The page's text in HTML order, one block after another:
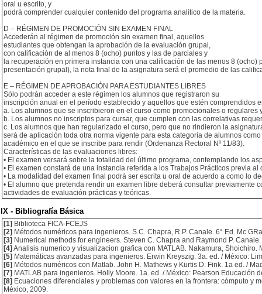
oral u escrito, y
podrá comprender cualquier contenido del programa analítico de la materia.
D – RÉGIMEN DE PROMOCIÓN SIN EXAMEN FINAL
Accederán al régimen de promoción sin examen final, aquellos
estudiantes que obtengan la aprobación de la evaluación grupal,
con calificación de al menos 8 (ocho) puntos y las de parciales y
la recuperación en primera instancia con una calificación de las menos 8
presentación grupal), la nota final de la asignatura será el promedio de las
E – RÉGIMEN DE APROBACIÓN PARA ESTUDIANTES LIBRES
Sólo podrán acceder a este régimen los alumnos que registraron su
inscripción anual en el período establecido y aquellos que estén comprendidos
a. Los alumnos que se inscribieron en el curso como promocionales o
b. Los alumnos no inscriptos para cursar, que cumplen con las correlativas
c. Los alumnos que han regularizado el curso, pero que no rindieron la
será de aplicación toda otra norma vigente para esta categoría de alumnos
académico en el que se inscribe para rendir (Ordenanza Rectoral Nº 11/83).
Características de las evaluaciones libres:
• El examen versará sobre la totalidad del último programa, contemplando los
• El examen constará de una instancia referida a los Trabajos Prácticos previa
• La modalidad del examen final podrá ser escrita u oral de acuerdo a como lo
• El alumno que pretenda rendir un examen libre deberá consultar
actividades de evaluación prácticas y teóricas.
IX - Bibliografía Básica
[1] Biblioteca FICA-FCEJS
[2] Métodos numéricos para ingenieros. S.C. Chapra, R.P. Canale. 6° Ed. Mc
[3] Numerical methods for engineers. Steven C. Chapra and Raymond P.
[4] Analisis numerico y visualizacion grafica con MATLAB. Nakamura, Shoichiro.
[5] Matemáticas avanzadas para ingenieros. Erwin Kreyszig. 3a. ed. / México:
[6] Métodos numéricos con Matlab. John H. Mathews y Kurtis D. Fink. 1a ed. /
[7] MATLAB para ingenieros. Holly Moore. 1a. ed. / México: Pearson Educación
[8] Ecuaciones diferenciales y problemas con valores en la frontera: cómputo y
México, 2009.